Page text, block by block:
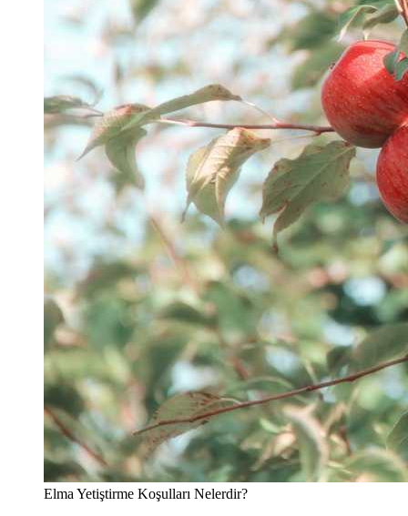
Elma Yetiştirme Koşulları Nelerdir?